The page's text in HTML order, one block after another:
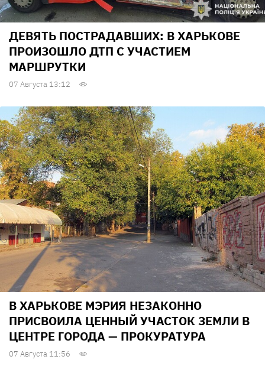
ДЕВЯТЬ ПОСТРАДАВШИХ: В ХАРЬКОВЕ
ПРОИЗОШЛО ДТП С УЧАСТИЕМ
МАРШРУТКИ
07 Августа 13:12
В ХАРЬКОВЕ МЭРИЯ НЕЗАКОННО
ПРИСВОИЛА ЦЕННЫЙ УЧАСТОК ЗЕМЛИ В
ЦЕНТРЕ ГОРОДА — ПРОКУРАТУРА
07 Августа 11:56